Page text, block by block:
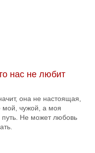
нас не любит
она не настоящая,
мой, чужой, а моя
путь. Не может любовь